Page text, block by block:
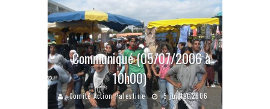
Communiqué (05/07/2006 à
10h00)
Comité Action Palestine 5 juillet 2006